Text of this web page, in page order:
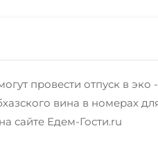
провести отпуск в эко
вина в номерах
сайте Едем-Гости.ru